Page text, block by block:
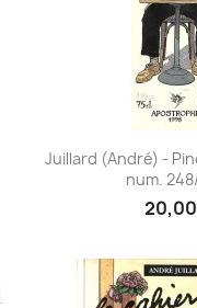

Juillard (André) -
num.